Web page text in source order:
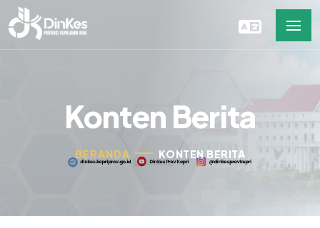
Konten Berita
BERANDA KONTEN BERITA